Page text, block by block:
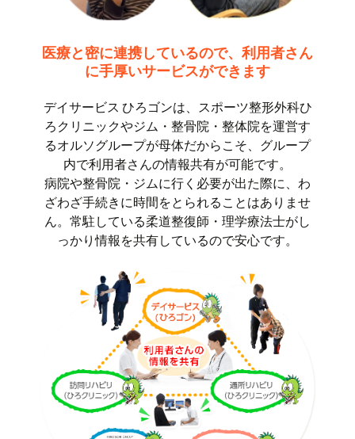
医療と密に連携しているので、利用者さん
に手厚いサービスができます
デイサービス ひろゴンは、スポーツ整形外科ひ
ろクリニックやジム・整骨院・整体院を運営す
るオルソグループが母体だからこそ、グループ
内で利用者さんの情報共有が可能です。
病院や整骨院・ジムに行く必要が出た際に、わ
ざわざ手続きに時間をとられることはありませ
ん。常駐している柔道整復師・理学療法士がし
っかり情報を共有しているので安心です。